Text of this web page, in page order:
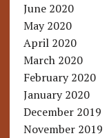
June 2020
May 2020
April 2020
March 2020
February 2020
January 2020
December 2019
November 2019